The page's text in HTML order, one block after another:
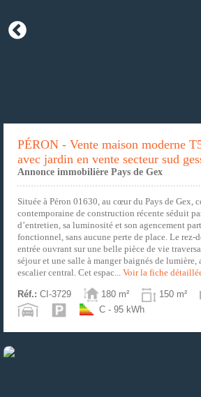
PÉRON - Vente maison moderne
avec jardin en vente secteur sud
Annonce immobilière Pays de Gex
Située à Péron 01630, au cœur du Pays de Gex,
contemporaine de construction récente séduit
d’entretien, sa luminosité et son agencement
fonctionnel, sans aucune perte de place. Le rez-
entrée ouvrant sur une belle pièce de vie
séjour et une salle à manger baignés de lumière,
escalier central. Cet espac... Voir la fiche
Réf.: CI-3729 180 m² 150 m²
C - 95 kWh